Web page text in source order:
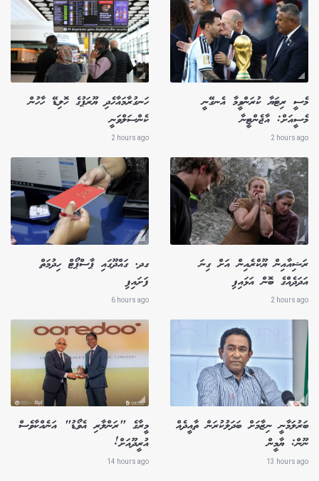
މެސީ ރިޓަޔާ ކުރަންވީމާ އެނގޭނީ
މެސީއަށް: އާޖެންޓީނާ
2 hours ago
ހަނގުރާމައާހެދި ޔޫރަޕުގެ ހޮލިޑޭ ހާހުން
ކެންސަލްވަނީ
2 hours ago
ރަޝިއާއިން ޔޫކްރެއިން އަށް ގިނަ
އަދަދެއްގެ ބޮން އަޅައިފި
2 hours ago
ގދ. ގައްދޫގައި ޕާސްޕޯޓް ހިދުމަތް
ފަށައިފި
6 hours ago
ބަރުލަމާނީ ނިޒާމަށް ބަދަލުކުރަން ތާއީދެއް
ނޫން: ޔާމީން
13 hours ago
މީރާގެ "ރަންލާރި އެވޯޑު" އަނެއްކާވެސް
އުރީދޫއަށް!
14 hours ago